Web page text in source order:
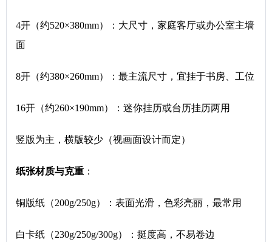
4开（约520×380mm）：大尺寸，家庭客厅或办公室主墙
面
8开（约380×260mm）：最主流尺寸，宜挂于书房、工位
16开（约260×190mm）：迷你挂历或台历挂历两用
竖版为主，横版较少（视画面设计而定）
纸张材质与克重 ：
铜版纸（200g/250g）：表面光滑，色彩亮丽，最常用
白卡纸（230g/250g/300g）：挺度高，不易卷边